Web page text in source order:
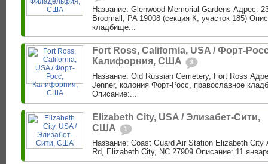
Название: Glenwood Memorial Gardens Адрес:
Broomall, PA 19008 (секция К, участок 185)
кладбище...
Fort Ross, California, USA / Форт-
Калифорния, США
3
Название: Old Russian Cemetery, Fort Ross
Jenner, колония Форт-Росс, православное
Описание:...
Elizabeth City, USA / Элизабет-Сити,
США
1
Название: Coast Guard Air Station Elizabeth
Rd, Elizabeth City, NC 27909 Описание: 11